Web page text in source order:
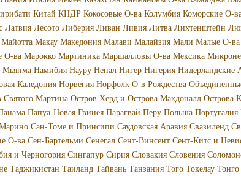
Китай КНДР Кокосовые О-ва Колумбия Коморские О-
Латвия Лесото Либерия Ливан Ливия Литва Лихтенштейн
Майотта Макау Македония Малави Малайзия Мали Малые О-
О-ва Марокко Мартиника Маршалловы О-ва Мексика
Мьянма Намибия Науру Непал Нигер Нигерия Нидерландские
Каледония Норвегия Норфолк О-в Рождества
Святого Мартина Остров Херд и Острова Макдоналд Острова
Папуа-Новая Гвинея Парагвай Перу Польша Португалия
Сан-Томе и Принсипи Саудовская Аравия Свазиленд
О-ва Сен-Бартельми Сенегал Сент-Винсент Сент-Китс и
и Черногория Сингапур Сирия Словакия Словения
Таджикистан Таиланд Тайвань Танзания Того Токелау Тонго